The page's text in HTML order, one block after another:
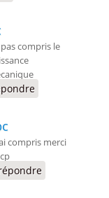
pas compris le
compris merci